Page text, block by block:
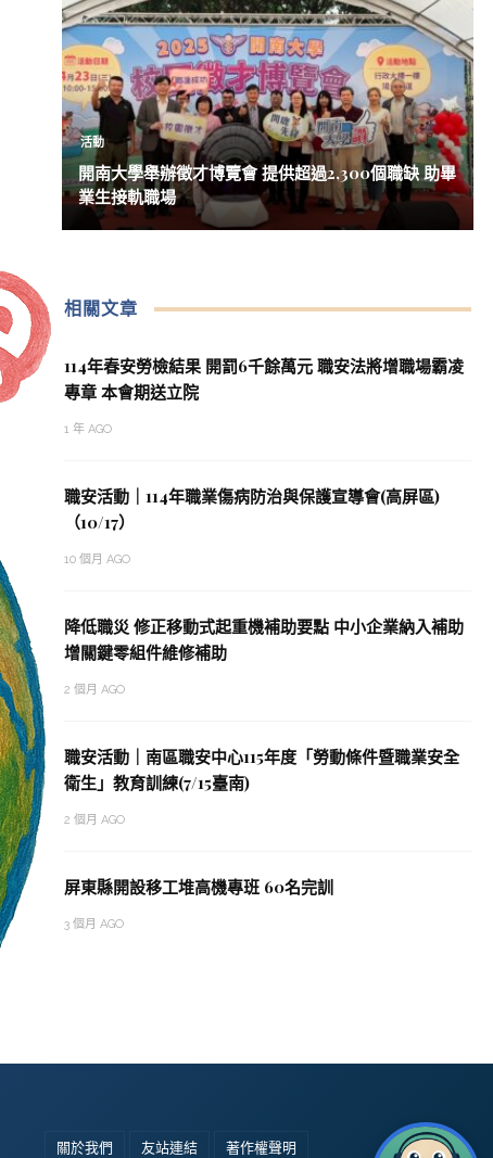
活動
開南大學舉辦徵才博覽會 提供超過2,300個職缺 助畢
業生接軌職場
相關文章
114年春安勞檢結果 開罰6千餘萬元 職安法將增職場霸凌
專章 本會期送立院
1 年 AGO
職安活動｜114年職業傷病防治與保護宣導會(高屏區)
（10/17）
10 個月 AGO
降低職災 修正移動式起重機補助要點 中小企業納入補助
增關鍵零組件維修補助
2 個月 AGO
職安活動｜南區職安中心115年度「勞動條件暨職業安全
衛生」教育訓練(7/15臺南)
2 個月 AGO
屏東縣開設移工堆高機專班 60名完訓
3 個月 AGO
關於我們 友站連結 著作權聲明